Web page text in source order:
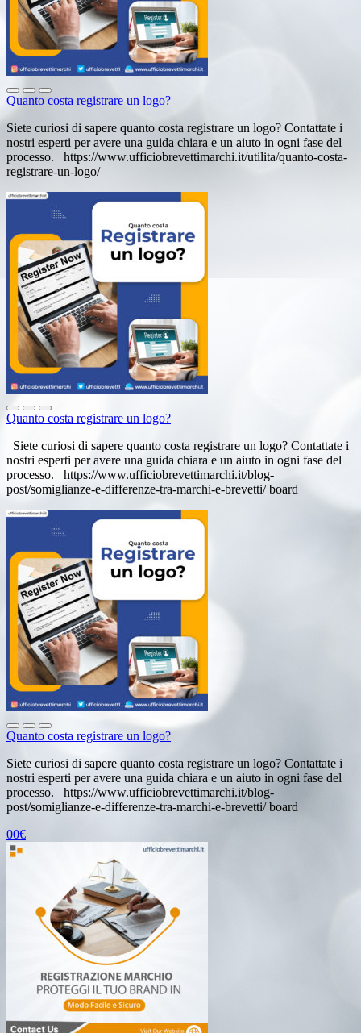
Quanto costa registrare un logo?
Siete curiosi di sapere quanto costa registrare un logo? Contattate i
nostri esperti per avere una guida chiara e un aiuto in ogni fase del
processo. https://www.ufficiobrevettimarchi.it/utilita/quanto-costa-
registrare-un-logo/
Quanto costa registrare un logo?
Siete curiosi di sapere quanto costa registrare un logo? Contattate i
nostri esperti per avere una guida chiara e un aiuto in ogni fase del
processo. https://www.ufficiobrevettimarchi.it/blog-
post/somiglianze-e-differenze-tra-marchi-e-brevetti/ board
Quanto costa registrare un logo?
Siete curiosi di sapere quanto costa registrare un logo? Contattate i
nostri esperti per avere una guida chiara e un aiuto in ogni fase del
processo. https://www.ufficiobrevettimarchi.it/blog-
post/somiglianze-e-differenze-tra-marchi-e-brevetti/ board
00€